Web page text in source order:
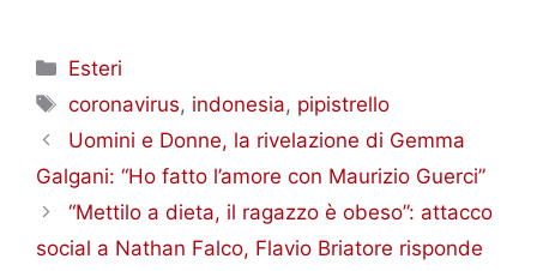
Categorie
Esteri
Tag
coronavirus, indonesia, pipistrello
Uomini e Donne, la rivelazione di Gemma
Galgani: “Ho fatto l’amore con Maurizio Guerci”
“Mettilo a dieta, il ragazzo è obeso”: attacco
social a Nathan Falco, Flavio Briatore risponde